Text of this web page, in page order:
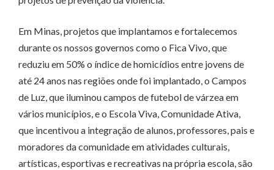
Em Minas, projetos que implantamos e fortalecemos
durante os nossos governos como o Fica Vivo, que
reduziu em 50% o índice de homicídios entre jovens de
até 24 anos nas regiões onde foi implantado, o Campos
de Luz, que iluminou campos de futebol de várzea em
vários municípios, e o Escola Viva, Comunidade Ativa,
que incentivou a integração de alunos, professores, pais e
moradores da comunidade em atividades culturais,
artísticas, esportivas e recreativas na própria escola, são